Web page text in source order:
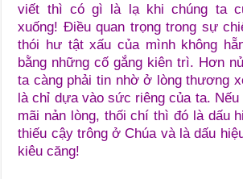
viết thì có gì là lạ khi chúng ta
xuống! Điều quan trọng trong sự
thói hư tật xấu của mình không
bằng những cố gắng kiên trì. Hơn
ta càng phải tin nhờ ở lòng thương
là chỉ dựa vào sức riêng của ta.
mãi nản lòng, thối chí thì đó là dấu
thiếu cậy trông ở Chúa và là dấu
kiêu căng!